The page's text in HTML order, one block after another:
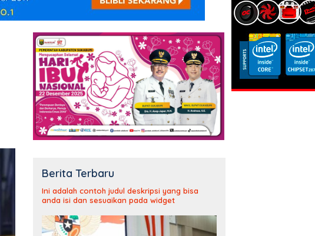
Berita Terbaru
Ini adalah contoh judul deskripsi yang bisa
anda isi dan sesuaikan pada widget